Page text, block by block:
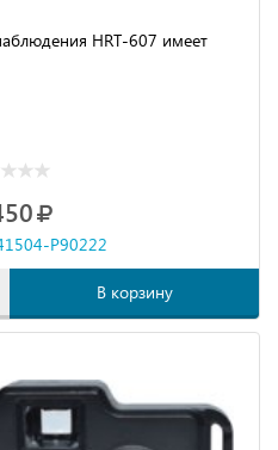
HRT-607 имеет
P90222
В корзину